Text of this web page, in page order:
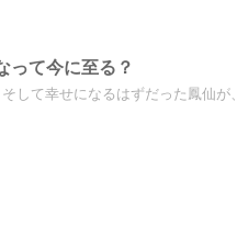
って今に至る？
して幸せになるはずだった鳳仙が